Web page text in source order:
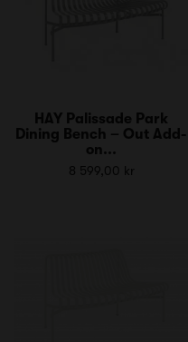
HAY Palissade Park
Dining Bench – Out Add-
on...
8 599,00 kr